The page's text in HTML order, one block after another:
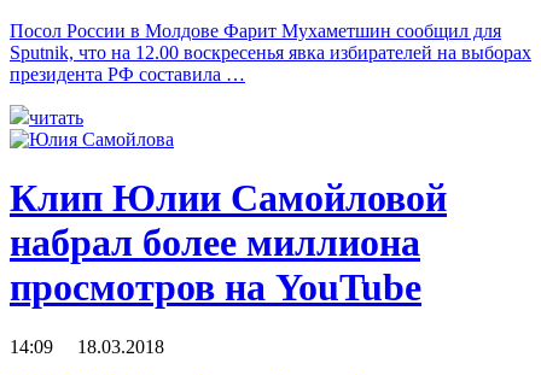
Посол России в Молдове Фарит Мухаметшин сообщил для
Sputnik, что на 12.00 воскресенья явка избирателей на выборах
президента РФ составила …
читать
Клип Юлии Самойловой
набрал более миллиона
просмотров на YouTube
14:09 18.03.2018